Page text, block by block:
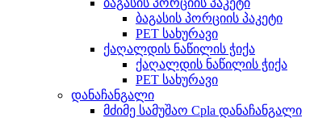
ბაგასის პორციის პაკეტი
ბაგასის პორციის პაკეტი
PET სახურავი
ქაღალდის ნაწილის ჭიქა
ქაღალდის ნაწილის ჭიქა
PET სახურავი
დანაჩანგალი
მძიმე სამუშაო Cpla დანაჩანგალი